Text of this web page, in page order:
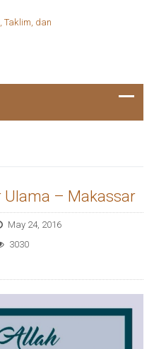
Ulama – Makassar
May 24, 2016
3030